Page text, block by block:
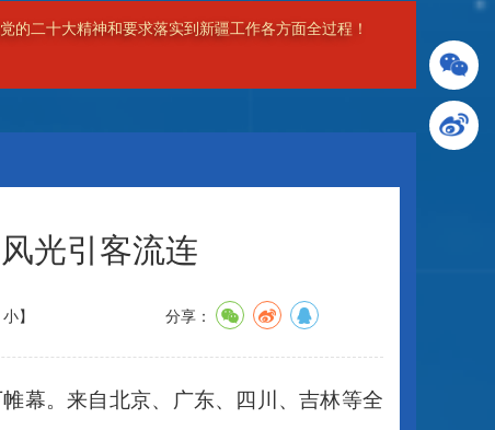
持依法治疆、团结稳疆、文化润疆、富民兴疆、长期建
光引客流连
小】 分享：
幕。来自北京、广东、四川、吉林等全